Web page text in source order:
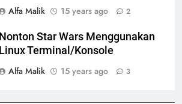
Alfa Malik
15 years ago 2
Nonton Star Wars Menggunakan
Linux Terminal/Konsole
Alfa Malik
15 years ago 3